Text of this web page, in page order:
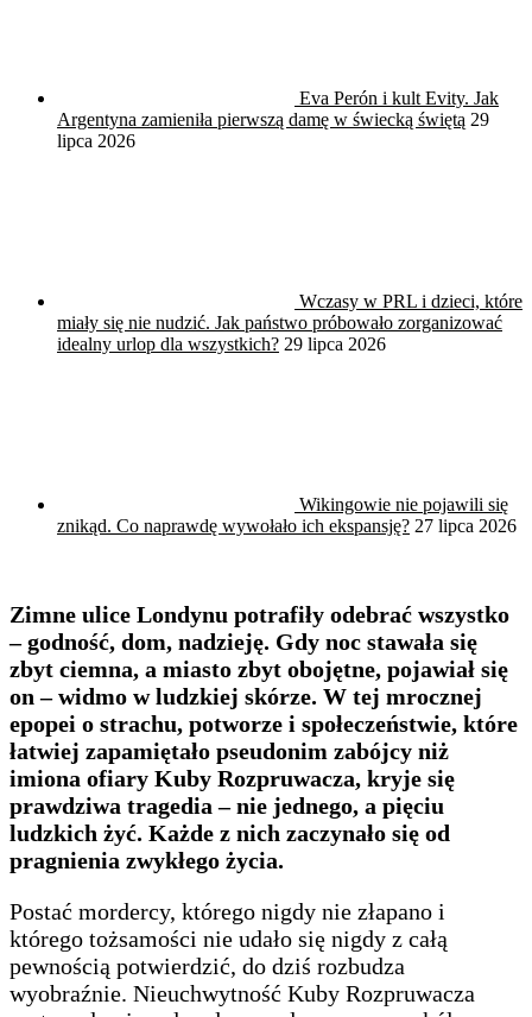
Eva Perón i kult Evity. Jak
Argentyna zamieniła pierwszą damę w świecką świętą 29
lipca 2026
Wczasy w PRL i dzieci, które
miały się nie nudzić. Jak państwo próbowało zorganizować
idealny urlop dla wszystkich? 29 lipca 2026
Wikingowie nie pojawili się
znikąd. Co naprawdę wywołało ich ekspansję? 27 lipca 2026
Zimne ulice Londynu potrafiły odebrać wszystko
– godność, dom, nadzieję. Gdy noc stawała się
zbyt ciemna, a miasto zbyt obojętne, pojawiał się
on – widmo w ludzkiej skórze. W tej mrocznej
epopei o strachu, potworze i społeczeństwie, które
łatwiej zapamiętało pseudonim zabójcy niż
imiona ofiary Kuby Rozpruwacza, kryje się
prawdziwa tragedia – nie jednego, a pięciu
ludzkich żyć. Każde z nich zaczynało się od
pragnienia zwykłego życia.
Postać mordercy, którego nigdy nie złapano i
którego tożsamości nie udało się nigdy z całą
pewnością potwierdzić, do dziś rozbudza
wyobraźnie. Nieuchwytność Kuby Rozpruwacza